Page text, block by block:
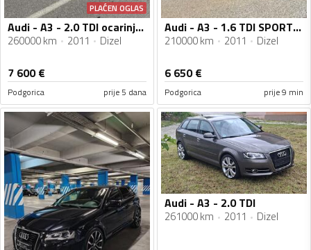
PLAĆEN OGLAS
Audi - A3 - 2.0 TDI ocarinjen na ime kupca
260000 km 2011 Dizel
7 600€
Podgorica prije 5 dana
Audi - A3 - 1.6 TDI SPORTBACK
210000 km 2011 Dizel
6 650€
Podgorica prije 9 min
Audi - A3 - 2.0 TDI
261000 km 2011 Dizel